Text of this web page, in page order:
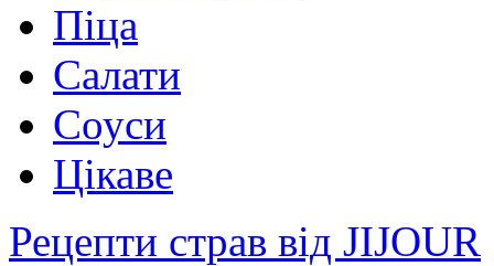
Піца
Салати
Соуси
Цікаве
Рецепти страв від JIJOUR